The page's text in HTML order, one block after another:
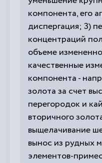
компонента, его
диспергация; 3)
концентраций
объеме
качественные
компонента -
золота за счет
перегородок и
вторичного
выщелачивание
вынос из рудных
элементов-